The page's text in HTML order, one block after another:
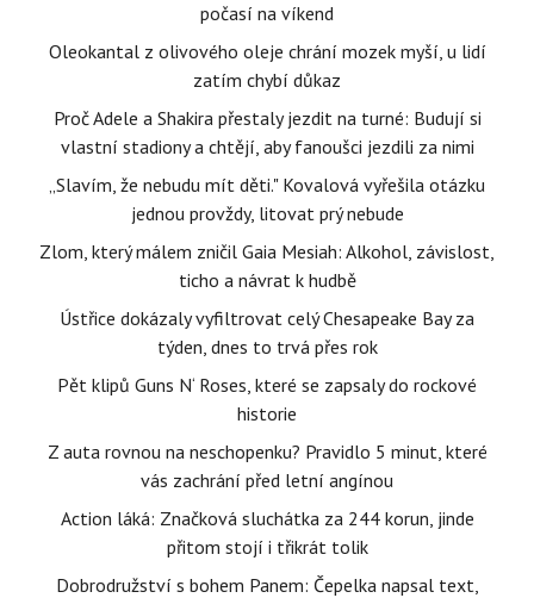
počasí na víkend
Oleokantal z olivového oleje chrání mozek myší, u lidí
zatím chybí důkaz
Proč Adele a Shakira přestaly jezdit na turné: Budují si
vlastní stadiony a chtějí, aby fanoušci jezdili za nimi
„Slavím, že nebudu mít děti." Kovalová vyřešila otázku
jednou provždy, litovat prý nebude
Zlom, který málem zničil Gaia Mesiah: Alkohol, závislost,
ticho a návrat k hudbě
Ústřice dokázaly vyfiltrovat celý Chesapeake Bay za
týden, dnes to trvá přes rok
Pět klipů Guns N‘ Roses, které se zapsaly do rockové
historie
Z auta rovnou na neschopenku? Pravidlo 5 minut, které
vás zachrání před letní angínou
Action láká: Značková sluchátka za 244 korun, jinde
přitom stojí i třikrát tolik
Dobrodružství s bohem Panem: Čepelka napsal text,